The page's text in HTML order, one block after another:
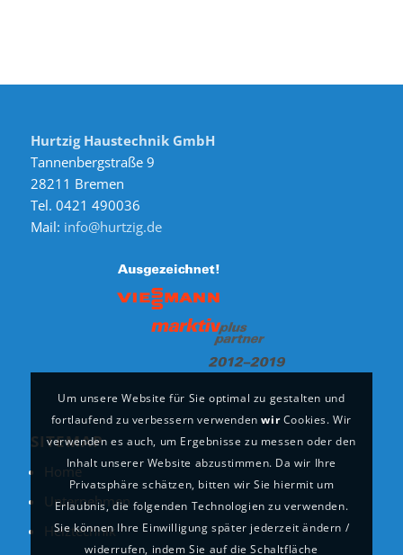
Hurtzig Haustechnik GmbH
Tannenbergstraße 9
28211 Bremen
Tel. 0421 490036
Mail: info@hurtzig.de
SITEMAP
Home
Unternehmen
Heiztechnik
Um unsere Website für Sie optimal zu gestalten und
fortlaufend zu verbessern verwendenwirCookies. Wir
verwenden es auch, um Ergebnisse zu messen oder den
Inhalt unserer Website abzustimmen. Da wir Ihre
Privatsphäre schätzen, bitten wir Sie hiermit um
Erlaubnis, die folgenden Technologien zu verwenden.
Sie können Ihre Einwilligung später jederzeit ändern /
widerrufen, indem Sie auf die Schaltfläche